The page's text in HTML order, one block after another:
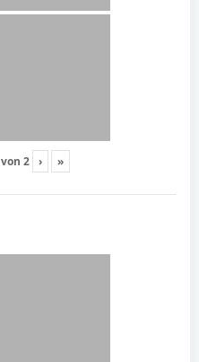
von 2 › »